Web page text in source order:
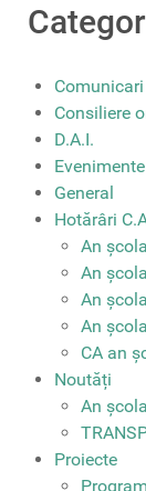
Comunicari
Consiliere
D.A.I.
Evenimente
General
Hotărâri
An
An
An
An
CA an
Noutăți
An
Proiecte